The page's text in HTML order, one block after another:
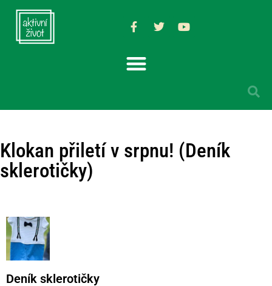
Klokan přiletí v srpnu! (Deník
sklerotičky)
Deník sklerotičky